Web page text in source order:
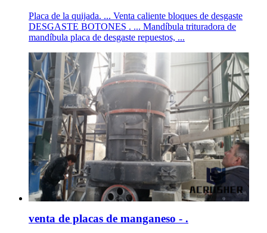
Placa de la quijada. ... Venta caliente bloques de desgaste
DESGASTE BOTONES . ... Mandíbula trituradora de
mandíbula placa de desgaste repuestos, ...
venta de placas de manganeso - .